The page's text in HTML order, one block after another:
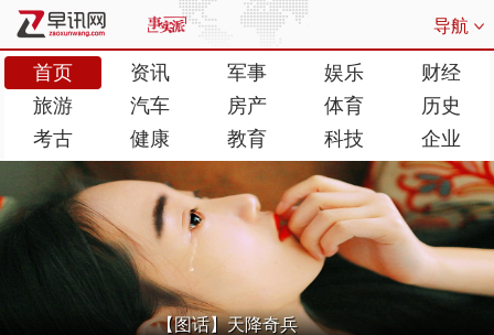
导航
首页 资讯 军事 娱乐
财经
旅游
汽车 房产 体育
历史
考古
健康 教育 科技 企业
【图话】天降奇兵